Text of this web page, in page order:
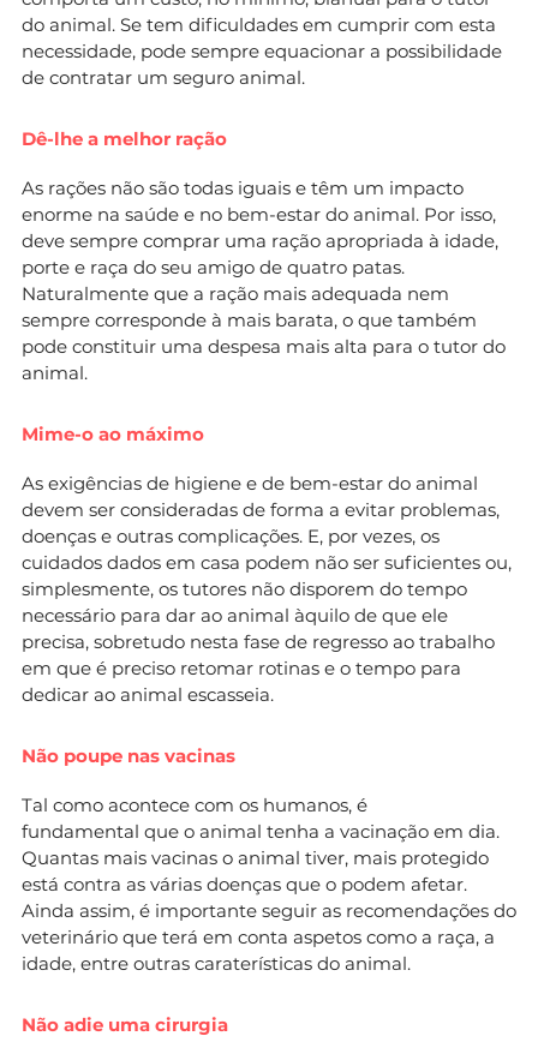
do animal. Se tem dificuldades em cumprir com esta
necessidade, pode sempre equacionar a possibilidade
de contratar um seguro animal.
Dê-lhe a melhor ração
As rações não são todas iguais e têm um impacto
enorme na saúde e no bem-estar do animal. Por isso,
deve sempre comprar uma ração apropriada à idade,
porte e raça do seu amigo de quatro patas.
Naturalmente que a ração mais adequada nem
sempre corresponde à mais barata, o que também
pode constituir uma despesa mais alta para o tutor do
animal.
Mime-o ao máximo
As exigências de higiene e de bem-estar do animal
devem ser consideradas de forma a evitar problemas,
doenças e outras complicações. E, por vezes, os
cuidados dados em casa podem não ser suficientes ou,
simplesmente, os tutores não disporem do tempo
necessário para dar ao animal àquilo de que ele
precisa, sobretudo nesta fase de regresso ao trabalho
em que é preciso retomar rotinas e o tempo para
dedicar ao animal escasseia.
Não poupe nas vacinas
Tal como acontece com os humanos, é
fundamental que o animal tenha a vacinação em dia.
Quantas mais vacinas o animal tiver, mais protegido
está contra as várias doenças que o podem afetar.
Ainda assim, é importante seguir as recomendações do
veterinário que terá em conta aspetos como a raça, a
idade, entre outras caraterísticas do animal.
Não adie uma cirurgia